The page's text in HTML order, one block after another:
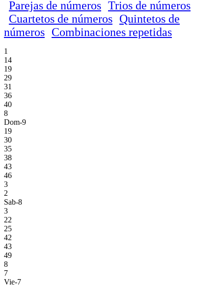
Parejas de números Trios de números
Cuartetos de números Quintetos de
números Combinaciones repetidas
1
14
19
29
31
36
40
8
Dom-9
19
30
35
38
43
46
3
2
Sab-8
3
22
25
42
43
49
8
7
Vie-7